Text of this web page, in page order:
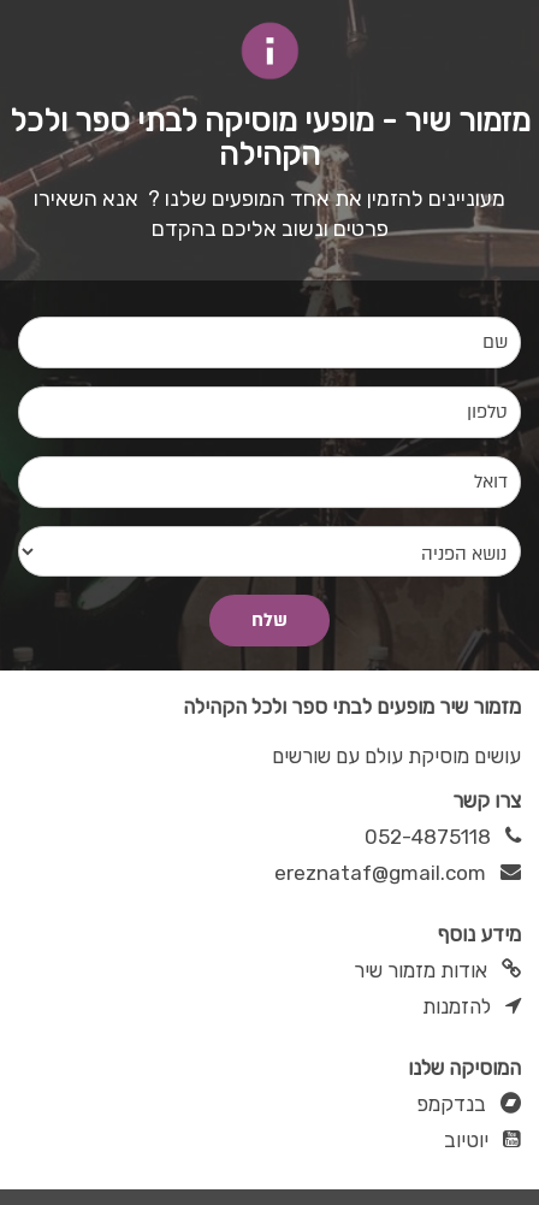
מזמור שיר - מופעי מוסיקה לבתי ספר ולכל
הקהילה
מעוניינים להזמין את אחד המופעים שלנו ? אנא השאירו
פרטים ונשוב אליכם בהקדם
מזמור שיר מופעים לבתי ספר ולכל הקהילה
עושים מוסיקת עולם עם שורשים
צרו קשר
052-4875118
ereznataf@gmail.com
מידע נוסף
אודות מזמור שיר
להזמנות
המוסיקה שלנו
בנדקמפ
יוטיוב